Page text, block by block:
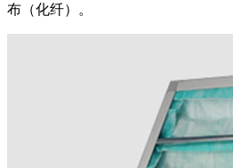
布（化纤）。